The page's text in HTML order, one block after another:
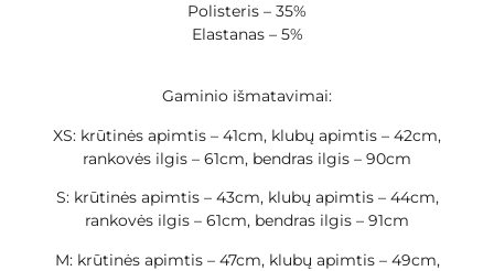
Polisteris – 35%
Elastanas – 5%
Gaminio išmatavimai:
XS: krūtinės apimtis – 41cm, klubų apimtis – 42cm,
rankovės ilgis – 61cm, bendras ilgis – 90cm
S: krūtinės apimtis – 43cm, klubų apimtis – 44cm,
rankovės ilgis – 61cm, bendras ilgis – 91cm
M: krūtinės apimtis – 47cm, klubų apimtis – 49cm,